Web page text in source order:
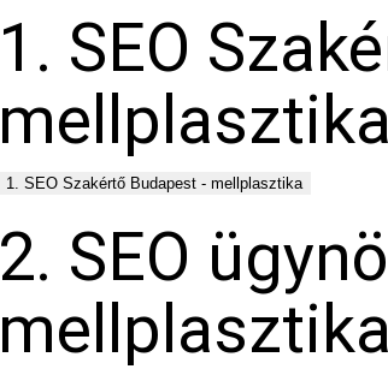
1. SEO
mellplasztika
1. SEO Szakértő Budapest - mellplasztika
2. SEO
mellplasztika